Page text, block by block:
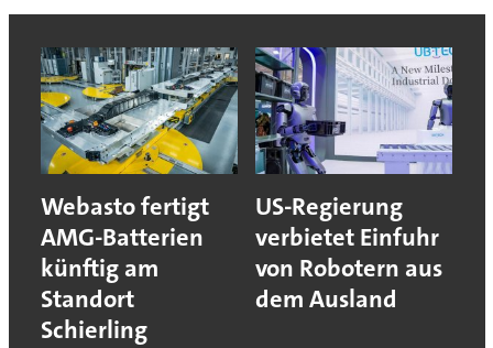
Webasto fertigt
AMG-Batterien
künftig am
Standort
Schierling
US-Regierung
verbietet Einfuhr
von Robotern aus
dem Ausland